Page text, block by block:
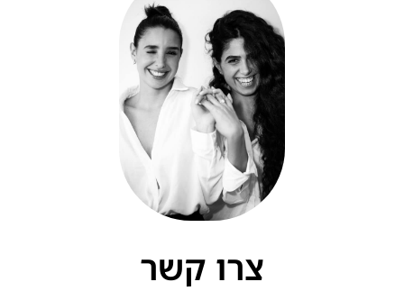
צרו קשר